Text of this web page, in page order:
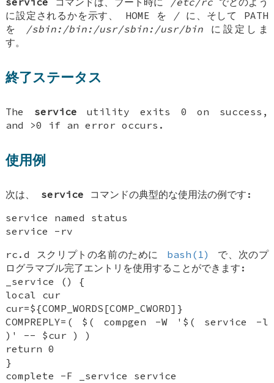
に設定されるかを示す、 HOME を /に、そして PATH
を /sbin:/bin:/usr/sbin:/usr/bin に設定しま
す。
終了ステータス
The service utility exits 0 on success,
and >0 if an error occurs.
使用例
次は、 service コマンドの典型的な使用法の例です:
service named status
service -rv
rc.d スクリプトの名前のために
bash(1)
で、次のプ
ログラマブル完了エントリを使用することができます:
_service () {
local cur
cur=${COMP_WORDS[COMP_CWORD]}
COMPREPLY=( $( compgen -W '$( service -l
)' -- $cur ) )
return 0
}
complete -F _service service